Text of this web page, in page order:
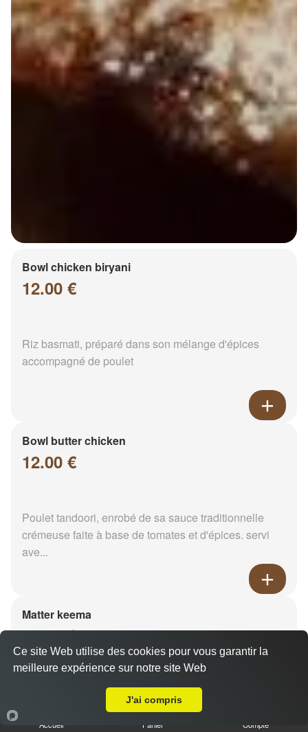
Bowl chicken biryani
12.00 €
Riz basmati, préparé dans son mélange d'épices
accompagné de poulet
Bowl butter chicken
12.00 €
Poulet tandoori, enrobé de sa sauce traditionnelle
crémeuse faite à base de tomates et d'épices. servi
ave...
Matter keema
12.00 €
Viande hachée et pois vert. Servi avec son riz
Accueil Panier Compte
Ce site Web utilise des cookies pour vous garantir la
meilleure expérience sur notre site Web
J'ai compris